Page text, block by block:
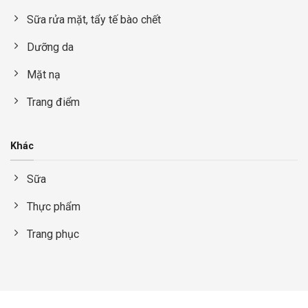
Sữa rửa mặt, tẩy tế bào chết
Dưỡng da
Mặt nạ
Trang điểm
Khác
Sữa
Thực phẩm
Trang phục